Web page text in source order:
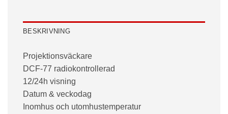
BESKRIVNING
Projektionsväckare
DCF-77 radiokontrollerad
12/24h visning
Datum & veckodag
Inomhus och utomhustemperatur